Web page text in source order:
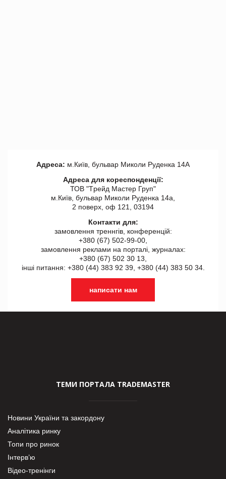
Адреса: м.Київ, бульвар Миколи Руденка 14А
Адреса для кореспонденції:
ТОВ "Tрейд Мастер Груп"
м.Київ, бульвар Миколи Руденка 14а,
2 поверх, оф 121, 03194
Контакти для:
замовлення треннгів, конференцій:
+380 (67) 502-99-00,
замовлення реклами на порталі, журналах:
+380 (67) 502 30 13,
інші питання: +380 (44) 383 92 39, +380 (44) 383 50 34.
написати нам
ТЕМИ ПОРТАЛА TRADEMASTER
Новини України та закордону
Аналітика ринку
Топи про ринок
Інтерв’ю
Відео-тренінги